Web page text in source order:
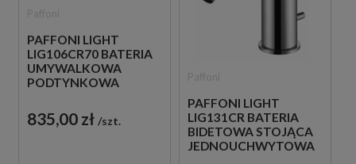
PAFFONI LIGHT
LIG106CR70 BATERIA
UMYWALKOWA
PODTYNKOWA
CHROM
835,00 zł szt.
PAFFONI LIGHT
LIG131CR BATERIA
BIDETOWA STOJĄCA
JEDNOUCHWYTOWA